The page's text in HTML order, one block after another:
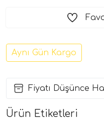
Aynı Gün Kargo
Fiyatı Düşünce
Ürün Etiketleri